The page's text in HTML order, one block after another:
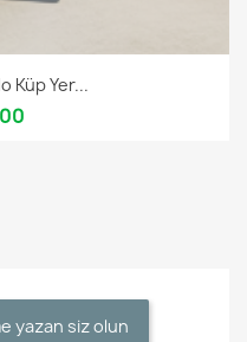
Küp Yer...
yazan siz olun